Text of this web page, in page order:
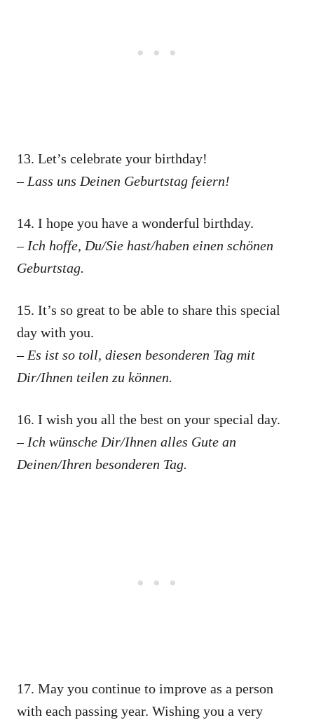
13. Let’s celebrate your birthday!
– Lass uns Deinen Geburtstag feiern!
14. I hope you have a wonderful birthday.
– Ich hoffe, Du/Sie hast/haben einen schönen
Geburtstag.
15. It’s so great to be able to share this special
day with you.
– Es ist so toll, diesen besonderen Tag mit
Dir/Ihnen teilen zu können.
16. I wish you all the best on your special day.
– Ich wünsche Dir/Ihnen alles Gute an
Deinen/Ihren besonderen Tag.
17. May you continue to improve as a person
with each passing year. Wishing you a very